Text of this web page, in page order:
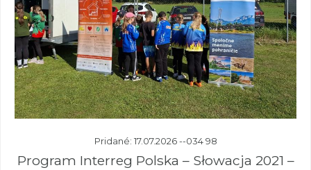
Pridané: 17.07.2026 --034 98
Program Interreg Polska – Słowacja 2021 –